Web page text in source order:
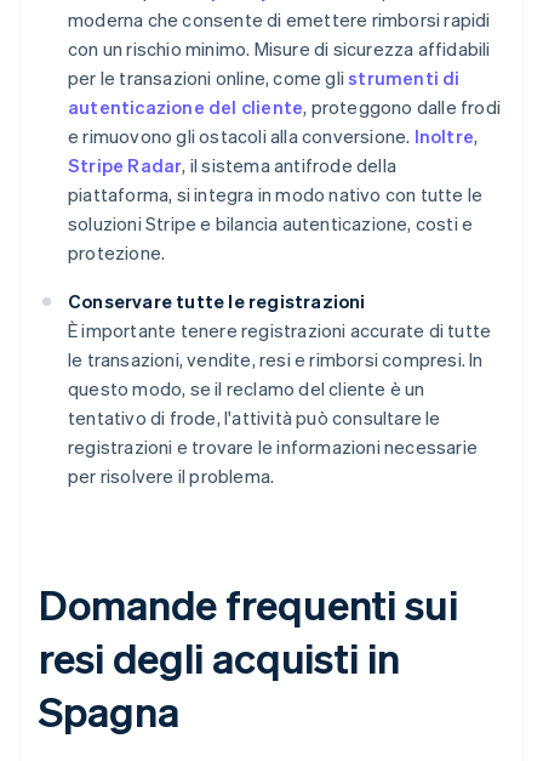
moderna che consente di emettere rimborsi rapidi
con un rischio minimo. Misure di sicurezza affidabili
per le transazioni online, come glistrumenti di
autenticazione del cliente, proteggono dalle frodi
e rimuovono gli ostacoli alla conversione. Inoltre,
Stripe Radar, il sistema antifrode della
piattaforma, si integra in modo nativo con tutte le
soluzioni Stripe e bilancia autenticazione, costi e
protezione.
Conservare tutte le registrazioni
È importante tenere registrazioni accurate di tutte
le transazioni, vendite, resi e rimborsi compresi. In
questo modo, se il reclamo del cliente è un
tentativo di frode, l'attività può consultare le
registrazioni e trovare le informazioni necessarie
per risolvere il problema.
Domande frequenti sui
resi degli acquisti in
Spagna